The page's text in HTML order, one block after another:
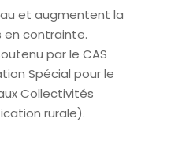
et augmentent la
en contrainte.
par le CAS
Spécial pour le
Collectivités
rurale).